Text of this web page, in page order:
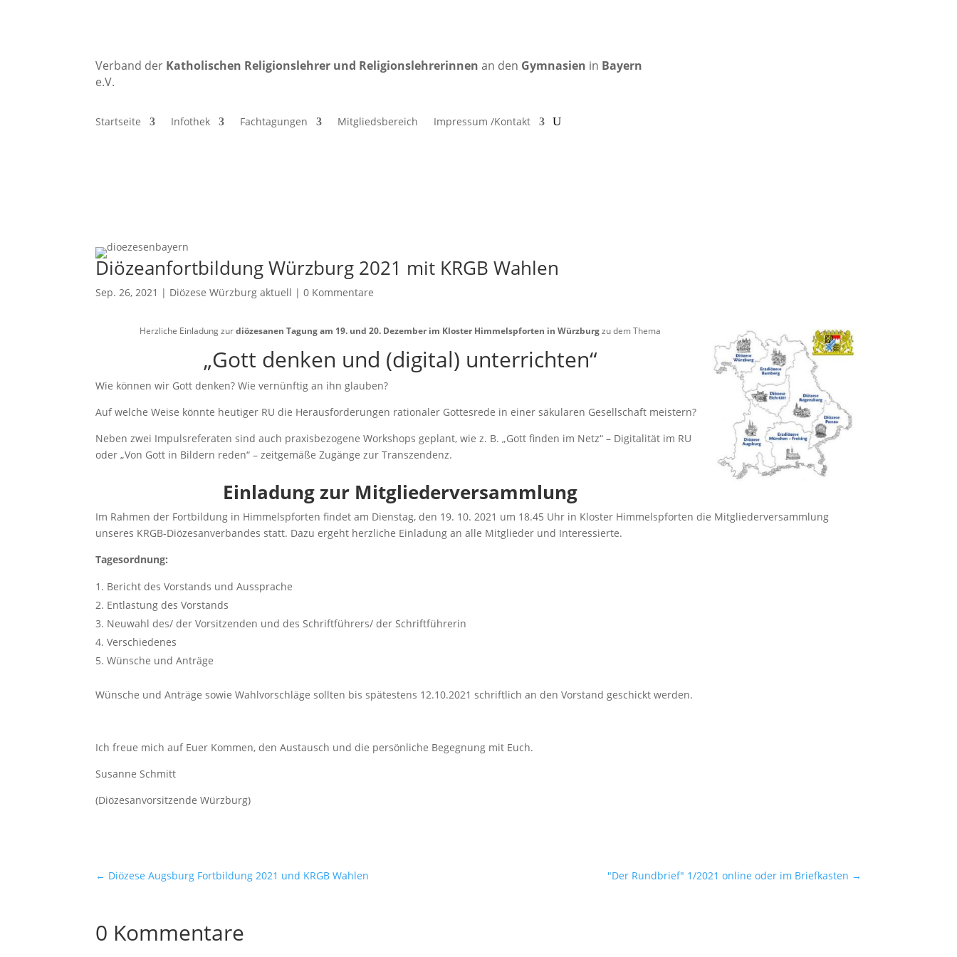
Verband der Katholischen Religionslehrer und Religionslehrerinnenan den Gymnasien in Bayern
e.V.
Startseite Infothek Fachtagungen Mitgliedsbereich Impressum /Kontakt
Diözeanfortbildung Würzburg 2021 mit KRGB Wahlen
Sep. 26, 2021 | Diözese Würzburg aktuell |0 Kommentare
Herzliche Einladung zurdiözesanen Tagung am 19. und 20. Dezember im Kloster Himmelspforten in Würzburgzu dem Thema
„Gott denken und (digital) unterrichten“
Wie können wir Gott denken? Wie vernünftig an ihn glauben?
Auf welche Weise könnte heutiger RU die Herausforderungen rationaler Gottesrede in einer säkularen Gesellschaft meistern?
Neben zwei Impulsreferaten sind auch praxisbezogene Workshops geplant, wie z. B. „Gott finden im Netz“ – Digitalität im RU
oder „Von Gott in Bildern reden“ – zeitgemäße Zugänge zur Transzendenz.
Einladungzur Mitgliederversammlung
Im Rahmen der Fortbildung in Himmelspforten findet am Dienstag, den 19. 10. 2021 um 18.45 Uhr in Kloster Himmelspforten die Mitgliederversammlung
unseres KRGB-Diözesanverbandes statt. Dazu ergeht herzliche Einladung an alle Mitglieder und Interessierte.
Tagesordnung:
Bericht des Vorstands und Aussprache
Entlastung des Vorstands
Neuwahl des/ der Vorsitzenden und des Schriftführers/ der Schriftführerin
Verschiedenes
Wünsche und Anträge
Wünsche und Anträge sowie Wahlvorschläge sollten bis spätestens 12.10.2021 schriftlich an den Vorstand geschickt werden.
Ich freue mich auf Euer Kommen, den Austausch und die persönliche Begegnung mit Euch.
Susanne Schmitt
(Diözesanvorsitzende Würzburg)
← Diözese Augsburg Fortbildung 2021 und KRGB Wahlen "Der Rundbrief" 1/2021 online oder im Briefkasten →
0 Kommentare